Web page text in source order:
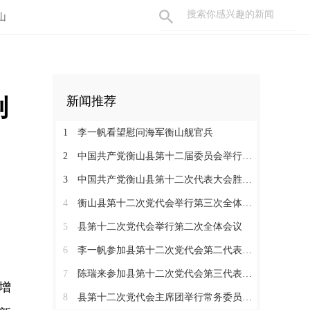
新闻推荐
1 李一帆看望慰问海军衡山舰官兵
2 中国共产党衡山县第十二届委员会举行第一次全体会议，李一帆当选县委书记
3 中国共产党衡山县第十二次代表大会胜利闭幕
4 衡山县第十二次党代会举行第三次全体会议
5 县第十二次党代会举行第二次全体会议
6 李一帆参加县第十二次党代会第二代表团讨论
7 陈瑞来参加县第十二次党代会第三代表团讨论
8 县第十二次党代会主席团举行常务委员会会议